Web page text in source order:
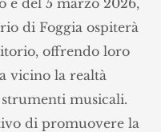
di Foggia ospiterà
offrendo loro
vicino la realtà
musicali.
di promuovere la